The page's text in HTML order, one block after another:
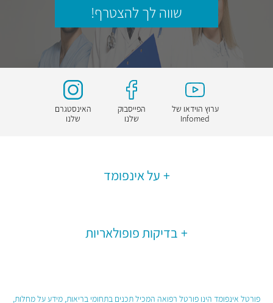
שווה לך להצטרף!
ערוץ הוידאו של
Infomed
הפייסבוק
שלנו
האינסטגרם
שלנו
על אינפומד
בדיקות פופולאריות
פורטל אינפומד הינו פורטל רפואה המכיל תכנים בתחומי בריאות, מידע על מחלות,